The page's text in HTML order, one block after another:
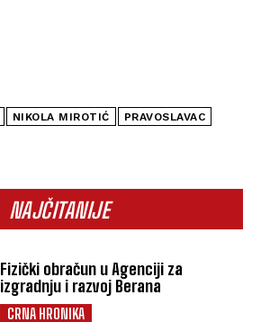
NAJČITANIJE
Fizički obračun u Agenciji za
izgradnju i razvoj Berana
CRNA HRONIKA
NIKOLA MIROTIĆ
PRAVOSLAVAC